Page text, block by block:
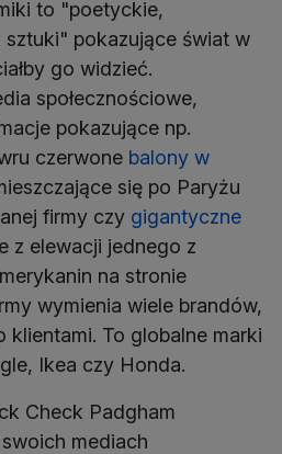
to "poetyckie,
sztuki" pokazujące świat w
go widzieć.
społecznościowe,
pokazujące np.
czerwone balony w
się po Paryżu
firmy czy gigantyczne
z elewacji jednego z
na stronie
wymienia wiele brandów,
klientami. To globalne marki
Ikea czy Honda.
Check Padgham
mediach